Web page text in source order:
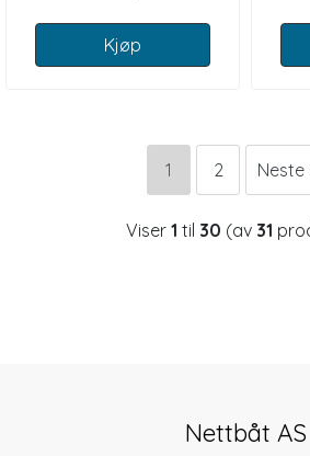
Kjøp
1 2 Neste
Viser 1 til 30 (av 31
Nettbåt AS